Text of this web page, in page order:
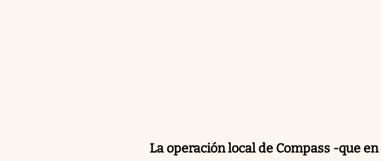
La operación local de Compass -que